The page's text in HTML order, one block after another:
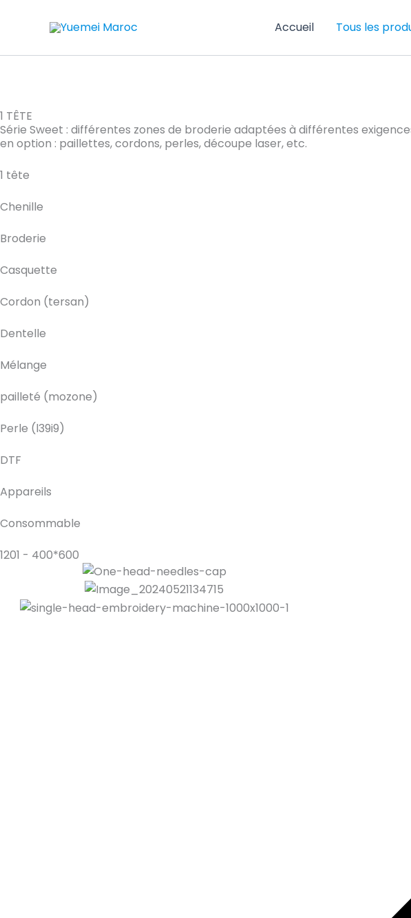
Accueil Tous les
1 TÊTE
Série Sweet : différentes zones de broderie adaptées à différentes
en option : paillettes, cordons, perles, découpe laser, etc.
1 tête
Chenille
Broderie
Casquette
Cordon (tersan)
Dentelle
Mélange
pailleté (mozone)
Perle (l39i9)
DTF
Appareils
Consommable
1201 - 400*600